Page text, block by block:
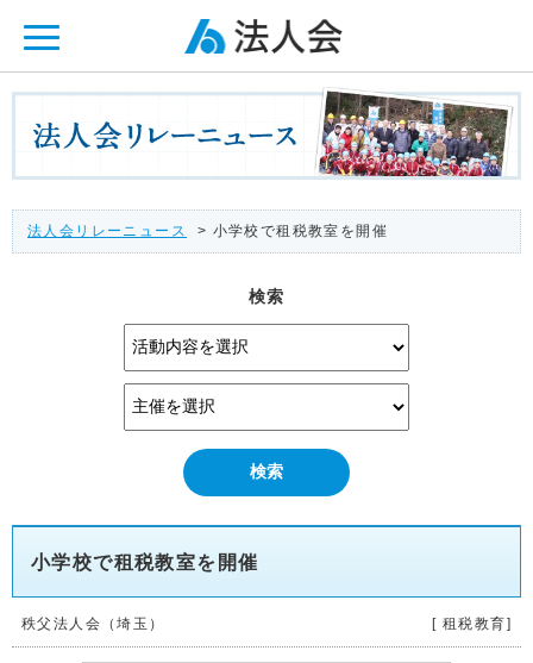
法人会リレーニュース > 小学校で租税教室を開催
検索
小学校で租税教室を開催
秩父法人会（埼玉） [ 租税教育]